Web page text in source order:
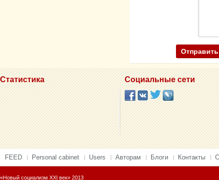
Статистика Социальные сети
FEED Personal cabinet Users Авторам Блоги Контакты
«Новый социализм XXI век» 2013